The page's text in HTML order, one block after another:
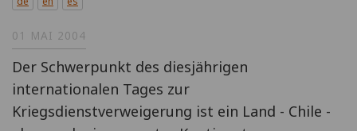
01 MAI 2004
Der Schwerpunkt des diesjährigen
internationalen Tages zur
Kriegsdienstverweigerung ist ein Land - Chile -